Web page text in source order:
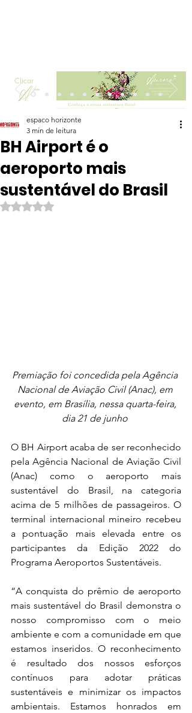
Clicar
BH Airport é o
aeroporto mais
sustentável do Brasil
espaco horizonte
3 min de leitura
Avaliado com NaN de 5 estrelas.
Premiação foi concedida pela Agência
Nacional de Aviação Civil (Anac), em
evento, em Brasília, nessa quarta-feira,
dia 21 de junho
O BH Airport acaba de ser reconhecido
pela Agência Nacional de Aviação Civil
(Anac) como o aeroporto mais
sustentável do Brasil, na categoria
acima de 5 milhões de passageiros. O
terminal internacional mineiro recebeu
a pontuação mais elevada entre os
participantes da Edição 2022 do
Programa Aeroportos Sustentáveis.
“A conquista do prêmio de aeroporto
mais sustentável do Brasil demonstra o
nosso compromisso com o meio
ambiente e com a comunidade em que
estamos inseridos. O reconhecimento
é resultado dos nossos esforços
contínuos para adotar práticas
sustentáveis e minimizar os impactos
ambientais. Estamos honrados em